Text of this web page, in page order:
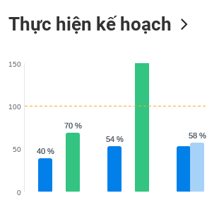
Thực hiện kế hoạch
40 %
40 %
54 %
54 % 58 %
58 %
70 %
70 %
0
50
100
150